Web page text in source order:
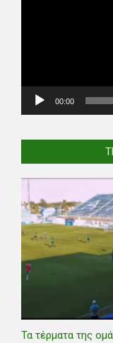
00:00
Τα τέρματα της